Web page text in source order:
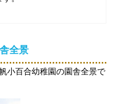
全景
小百合幼稚園の園舎全景で